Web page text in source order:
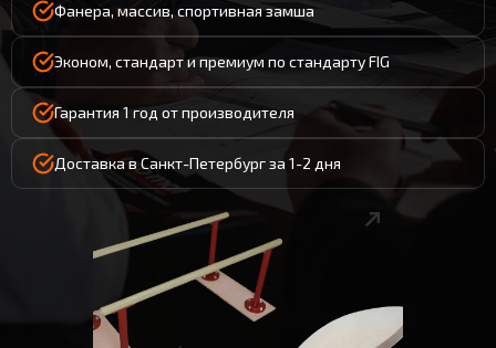
Фанера, массив, спортивная замша
Эконом, стандарт и премиум по стандарту FIG
Гарантия 1 год от производителя
Доставка в Санкт-Петербург за 1-2 дня